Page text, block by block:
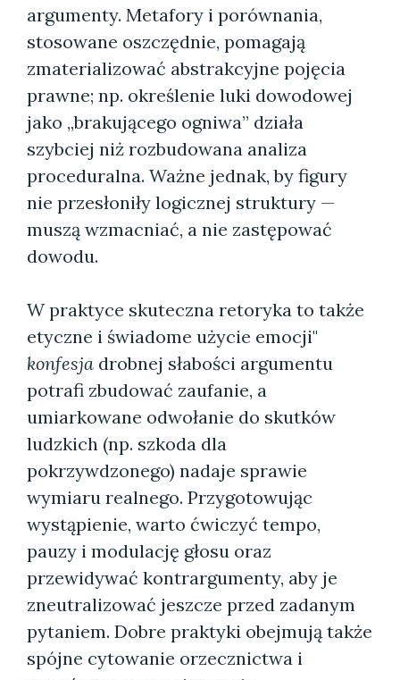
argumenty. Metafory i porównania,
stosowane oszczędnie, pomagają
zmaterializować abstrakcyjne pojęcia
prawne; np. określenie luki dowodowej
jako „brakującego ogniwa” działa
szybciej niż rozbudowana analiza
proceduralna. Ważne jednak, by figury
nie przesłoniły logicznej struktury —
muszą wzmacniać, a nie zastępować
dowodu.
W praktyce skuteczna retoryka to także
etyczne i świadome użycie emocji"
konfesja drobnej słabości argumentu
potrafi zbudować zaufanie, a
umiarkowane odwołanie do skutków
ludzkich (np. szkoda dla
pokrzywdzonego) nadaje sprawie
wymiaru realnego. Przygotowując
wystąpienie, warto ćwiczyć tempo,
pauzy i modulację głosu oraz
przewidywać kontrargumenty, aby je
zneutralizować jeszcze przed zadanym
pytaniem. Dobre praktyki obejmują także
spójne cytowanie orzecznictwa i